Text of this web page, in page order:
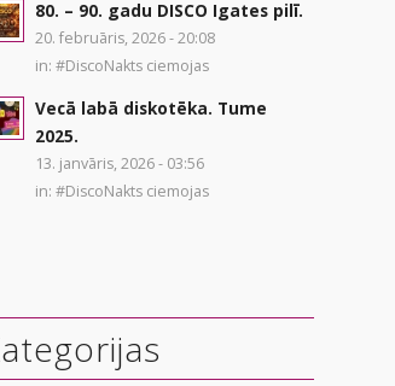
80. – 90. gadu DISCO Igates pilī.
20. februāris, 2026 - 20:08
in:#DiscoNakts ciemojas
Vecā labā diskotēka. Tume
2025.
13. janvāris, 2026 - 03:56
in:#DiscoNakts ciemojas